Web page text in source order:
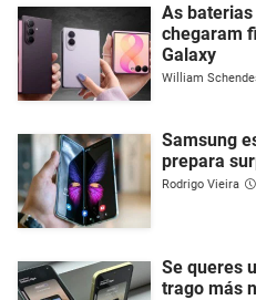
As
chegaram
Galaxy
William
Samsung
prepara
Rodrigo Vieira
Se queres
trago más